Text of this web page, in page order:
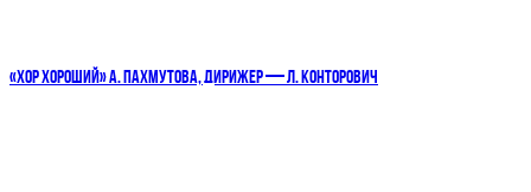
«ХОР ХОРОШИЙ» А. ПАХМУТОВА, ДИРИЖЕР — Л. КОНТОРОВИЧ